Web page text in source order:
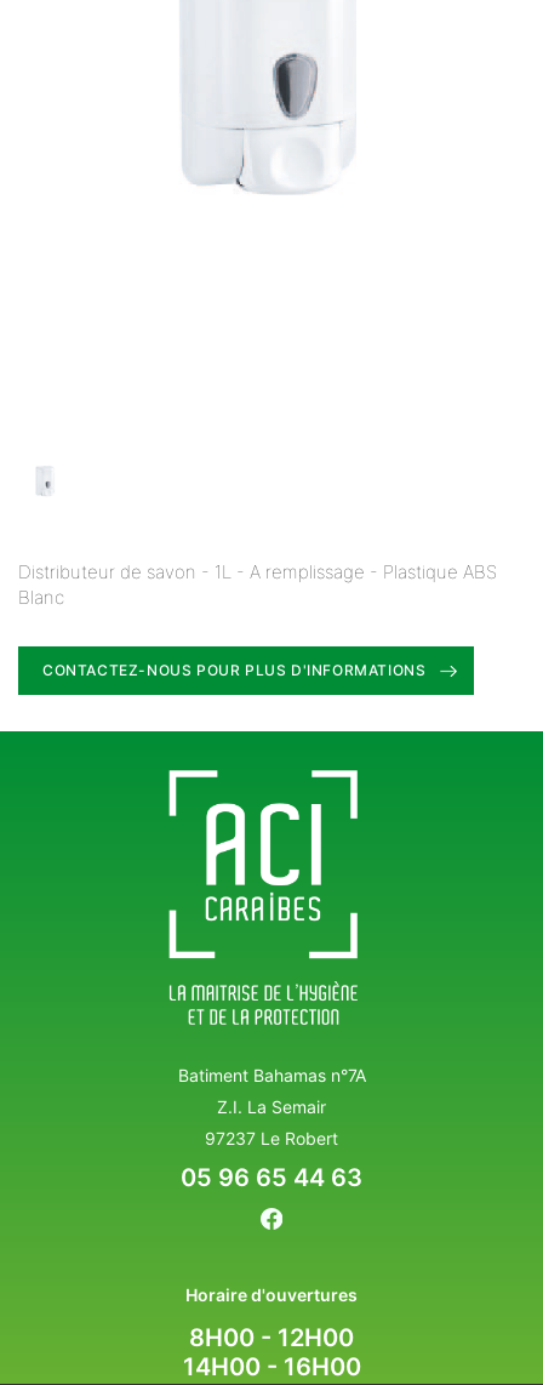
Distributeur de savon - 1L - A remplissage - Plastique ABS
Blanc
CONTACTEZ-NOUS POUR PLUS D'INFORMATIONS
Batiment Bahamas n°7A
Z.I. La Semair
97237 Le Robert
05 96 65 44 63
Horaire d'ouvertures
8H00 - 12H00
14H00 - 16H00